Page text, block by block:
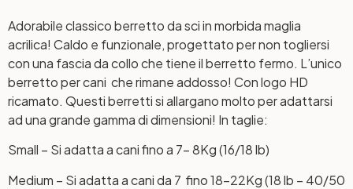
Adorabile classico berretto da sci in morbida maglia
acrilica! Caldo e funzionale, progettato per non togliersi
con una fascia da collo che tiene il berretto fermo. L’unico
berretto per cani che rimane addosso! Con logo HD
ricamato. Questi berretti si allargano molto per adattarsi
ad una grande gamma di dimensioni! In taglie:
Small – Si adatta a cani fino a 7- 8Kg (16/18 lb)
Medium – Si adatta a cani da 7 fino 18-22Kg (18 lb – 40/50